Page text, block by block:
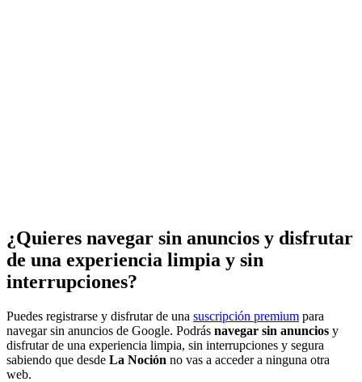
¿Quieres navegar sin anuncios y disfrutar
de una experiencia limpia y sin
interrupciones?
Puedes registrarse y disfrutar de una suscripción premium para
navegar sin anuncios de Google. Podrás navegar sin anuncios y
disfrutar de una experiencia limpia, sin interrupciones y segura
sabiendo que desde La Noción no vas a acceder a ninguna otra
web.